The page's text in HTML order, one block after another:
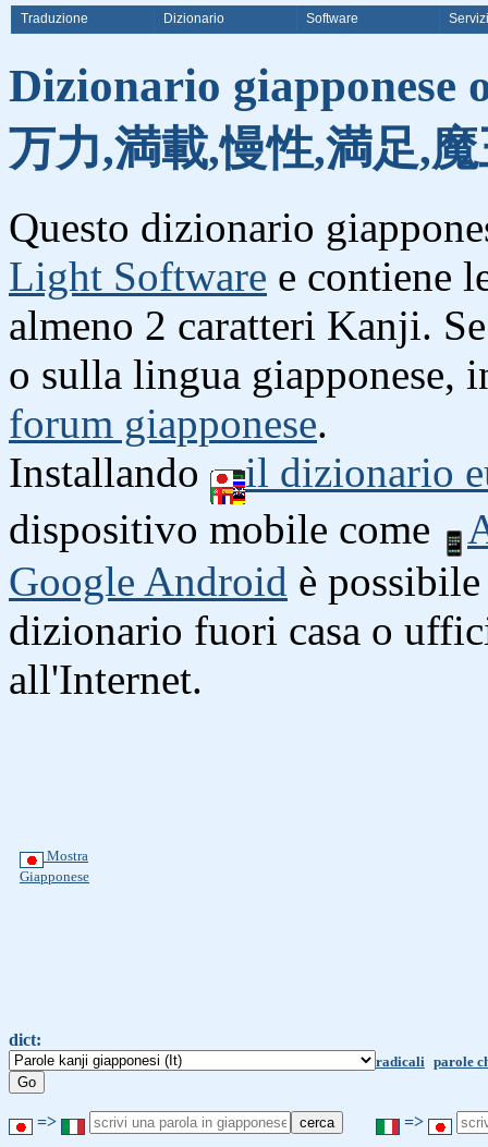
Traduzione Dizionario Software Servizi
Dizionario giapponese
万力,満載,慢性,満足,
Questo dizionario
Light Software e contiene
almeno 2 caratteri Kanji.
o sulla lingua giapponese,
forum giapponese.
Installando
il dizionario
dispositivo mobile come
Google Android è
dizionario fuori casa o
all'Internet.
Mostra
Giapponese
dict:
radicali parole
=> =>